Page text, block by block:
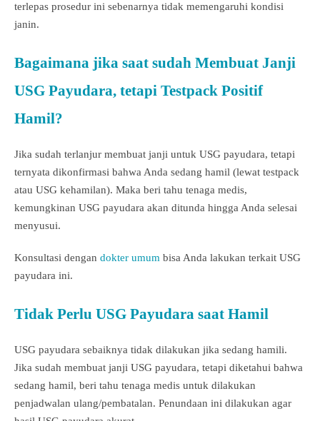
terlepas prosedur ini sebenarnya tidak memengaruhi kondisi
janin.
Bagaimana jika saat sudah Membuat Janji
USG Payudara, tetapi Testpack Positif
Hamil?
Jika sudah terlanjur membuat janji untuk USG payudara, tetapi
ternyata dikonfirmasi bahwa Anda sedang hamil (lewat testpack
atau USG kehamilan). Maka beri tahu tenaga medis,
kemungkinan USG payudara akan ditunda hingga Anda selesai
menyusui.
Konsultasi dengan dokter umum bisa Anda lakukan terkait USG
payudara ini.
Tidak Perlu USG Payudara saat Hamil
USG payudara sebaiknya tidak dilakukan jika sedang hamili.
Jika sudah membuat janji USG payudara, tetapi diketahui bahwa
sedang hamil, beri tahu tenaga medis untuk dilakukan
penjadwalan ulang/pembatalan. Penundaan ini dilakukan agar